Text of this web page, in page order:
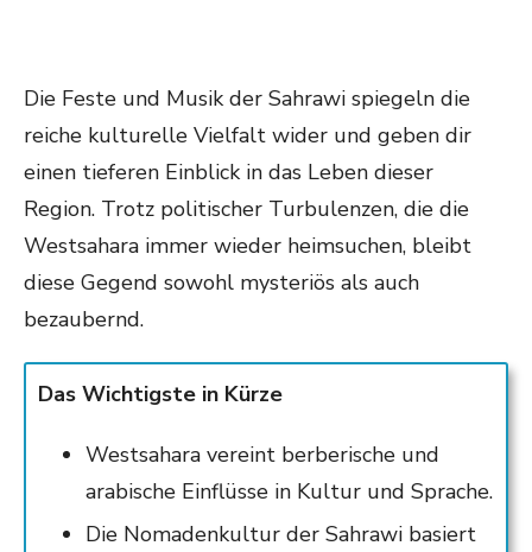
Die Feste und Musik der Sahrawi spiegeln die
reiche kulturelle Vielfalt wider und geben dir
einen tieferen Einblick in das Leben dieser
Region. Trotz politischer Turbulenzen, die die
Westsahara immer wieder heimsuchen, bleibt
diese Gegend sowohl mysteriös als auch
bezaubernd.
Das Wichtigste in Kürze
Westsahara vereint berberische und
arabische Einflüsse in Kultur und Sprache.
Die Nomadenkultur der Sahrawi basiert